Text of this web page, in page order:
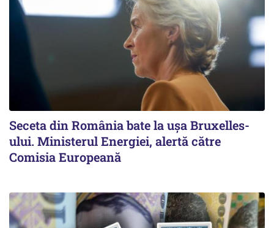
Seceta din România bate la ușa Bruxelles-
ului. Ministerul Energiei, alertă către
Comisia Europeană